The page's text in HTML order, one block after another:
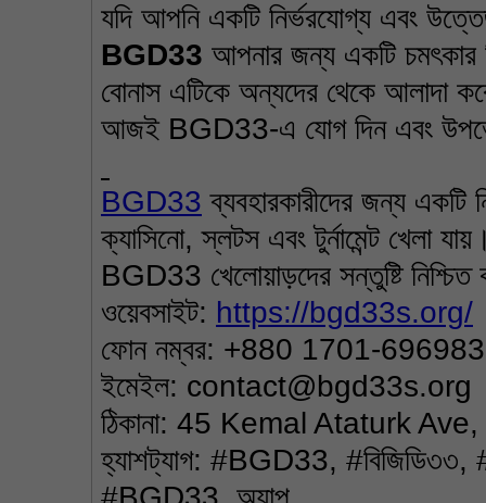
BGD33 আপনার জন্য একটি চমৎকার
বোনাস এটিকে অন্যদের থেকে আলাদা
আজই BGD33-এ যোগ দিন এবং
BGD33 ব্যবহারকারীদের জন্য একটি
ক্যাসিনো, স্লটস এবং টুর্নামেন্ট খেলা
BGD33 খেলোয়াড়দের সন্তুষ্টি
ওয়েবসাইট: https://bgd33s.org/
ফোন নম্বর: +880 1701-696983
ইমেইল: contact@bgd33s.org
ঠিকানা: 45 Kemal Ataturk
হ্যাশট্যাগ: #BGD33,